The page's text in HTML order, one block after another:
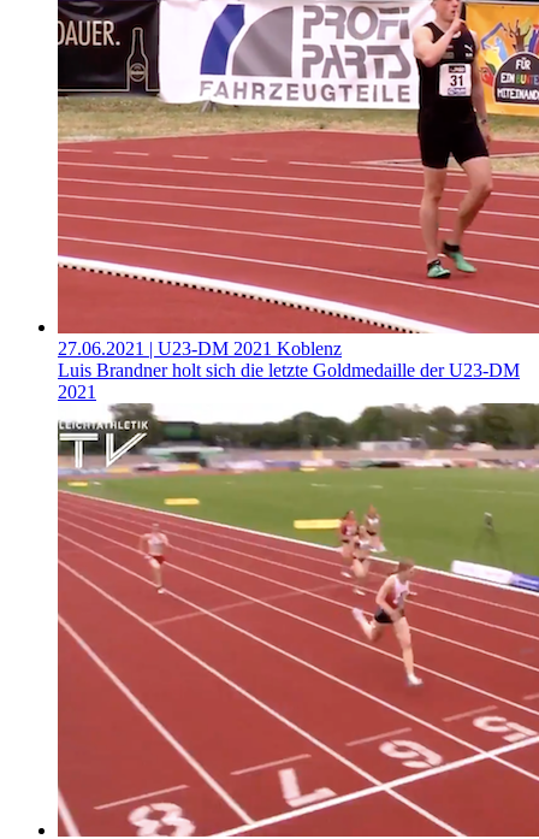
27.06.2021 | U23-DM 2021 Koblenz
Luis Brandner holt sich die letzte Goldmedaille der U23-DM
2021